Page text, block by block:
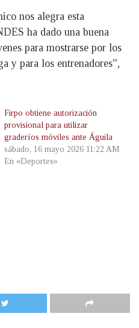
nos alegra esta
ha dado una buena
para mostrarse por los
y para los entrenadores”,
Firpo obtiene autorización
provisional para utilizar
graderíos móviles ante Águila
sábado, 16 mayo 2026 11:22 AM
En «Deportes»